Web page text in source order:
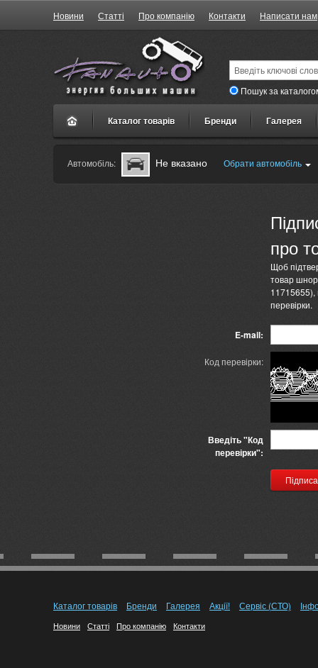
Новини Статті Про компанію Контакти Написати нам
Пошук за
Каталог товарів Бренди Галерея
Автомобіль: Не вказано Обрати автомобіль
про
Щоб
товар
11715655),
перевірки.
E-mail:
Код перевірки:
Введіть "Код
перевірки":
Каталог товарів Бренди Галерея Акції! Сервіс (СТО)
Новини Статті Про компанію Контакти